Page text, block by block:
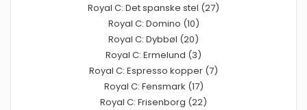
Royal C: Det spanske stel (27)
Royal C: Domino (10)
Royal C: Dybbøl (20)
Royal C: Ermelund (3)
Royal C: Espresso kopper (7)
Royal C: Fensmark (17)
Royal C: Frisenborg (22)